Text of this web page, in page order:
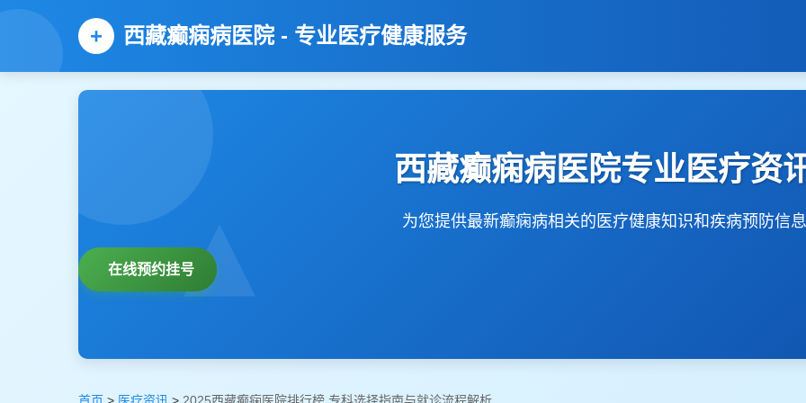
西藏癫痫病医院 - 专业医疗健康服务
西藏癫痫病医院专业医疗资
为您提供最新癫痫病相关的医疗健康知识和疾病预防信息
在线预约挂号